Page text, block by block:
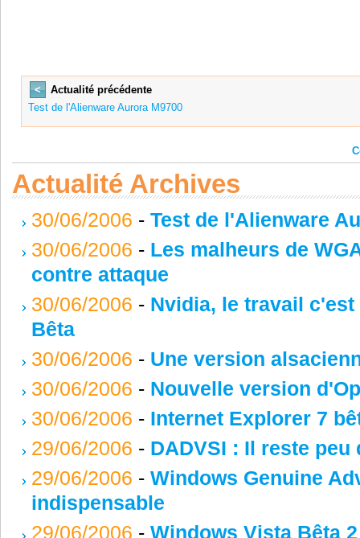
<
Actualité précédente
Test de l'Alienware Aurora M9700
Actualité Archives
30/06/2006 - Test de l'Alienware
30/06/2006 - Les malheurs de
contre attaque
30/06/2006 - Nvidia, le travail c'est
Bêta
30/06/2006 - Une version
30/06/2006 - Nouvelle version
30/06/2006 - Internet Explorer 7
29/06/2006 - DADVSI : Il reste peu
29/06/2006 - Windows Genuine
indispensable
29/06/2006 - Windows Vista Bêta